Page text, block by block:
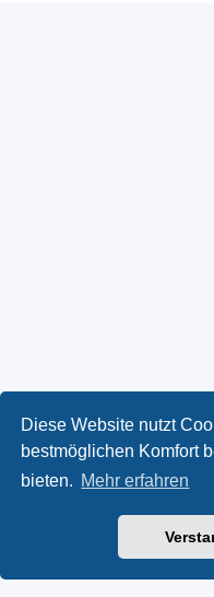
Diese Website nutzt
bestmöglichen Komfort
bieten. Mehr erfahren